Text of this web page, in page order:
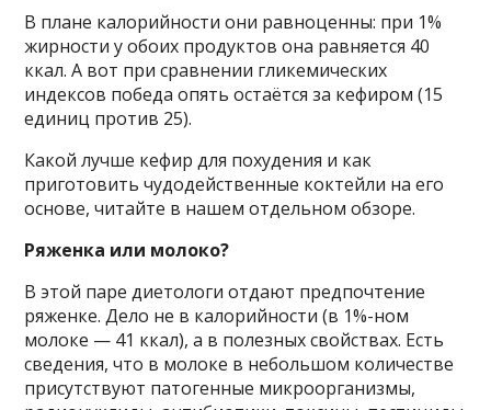
В плане калорийности они равноценны: при 1%
жирности у обоих продуктов она равняется 40
ккал. А вот при сравнении гликемических
индексов победа опять остаётся за кефиром (15
единиц против 25).
Какой лучше кефир для похудения и как
приготовить чудодейственные коктейли на его
основе, читайте в нашем отдельном обзоре.
Ряженка или молоко?
В этой паре диетологи отдают предпочтение
ряженке. Дело не в калорийности (в 1%-ном
молоке — 41 ккал), а в полезных свойствах. Есть
сведения, что в молоке в небольшом количестве
присутствуют патогенные микроорганизмы,